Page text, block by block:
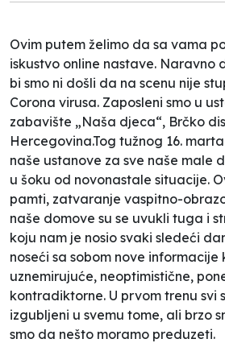
Ovim putem želimo da sa vama
iskustvo online nastave. Naravno
bi smo ni došli da na scenu nije
Corona virusa. Zaposleni smo u
zabavište „Naša djeca“, Brčko
Hercegovina.Tog tužnog 16.
naše ustanove za sve naše male
u šoku od novonastale situacije.
pamti, zatvaranje vaspitno-
naše domove su se uvukli tuga i
koju nam je nosio svaki sledeći
noseći sa sobom nove
uznemirujuće, neoptimistične,
kontradiktorne. U prvom trenu svi
izgubljeni u svemu tome, ali brzo
smo da nešto moramo preduzeti.